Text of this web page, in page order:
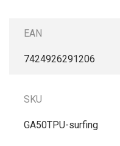
EAN
7424926291206
SKU
GA50TPU-surfing